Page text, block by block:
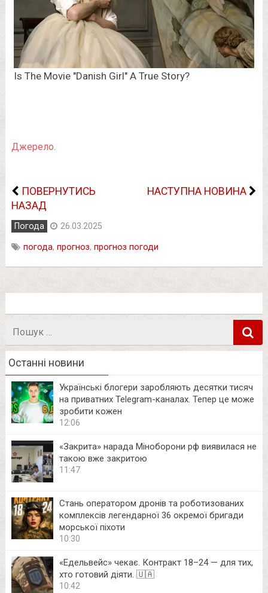
Джерело.
ПОВЕРНУТИСЬ
НАЗАД
НАСТУПНА НОВИНА
Погода 26.03.2025
погода, прогноз, прогноз погоди
Останні новини
Українські блогери заробляють десятки тисяч
на приватних Telegram-каналах. Тепер це може
зробити кожен
12:06
«Закрита» нарада Міноборони рф виявилася не
такою вже закритою
11:47
Стань оператором дронів та роботизованих
комплексів легендарної 36 окремої бригади
морської піхоти
10:30
«Едельвейс» чекає. Контракт 18–24 — для тих,
хто готовий діяти. 🇺🇦
10:42